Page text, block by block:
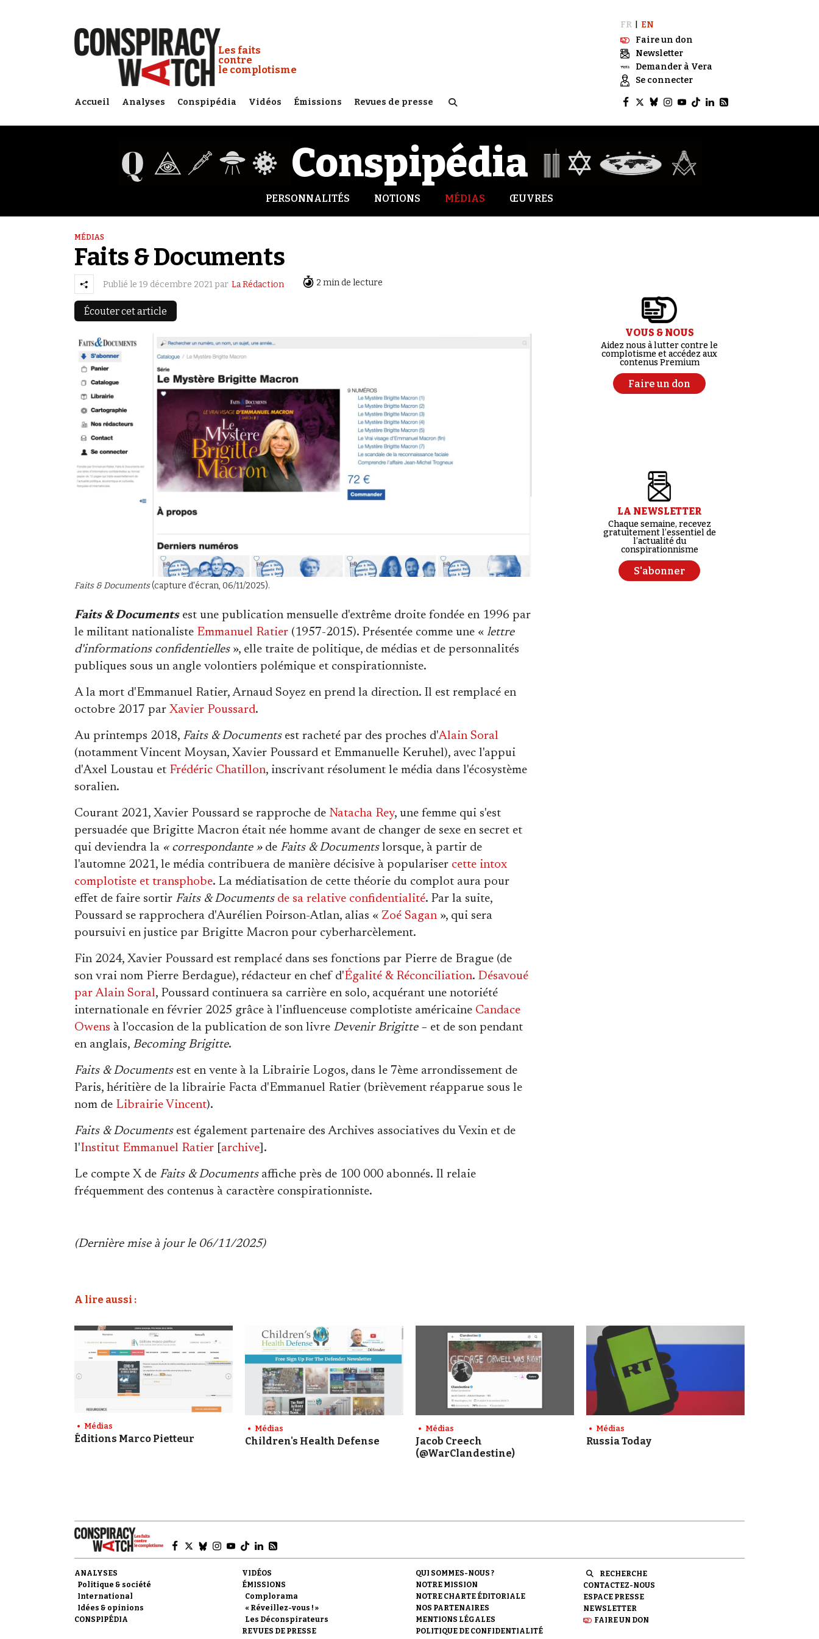
Conspiracy Watch :
Les faits
contre
le complotisme
Accueil Analyses Conspipédia Vidéos Émissions Revues de presse
FR
EN
Faire un don
Newsletter
Demander à Vera
Se connecter
Conspipédia
PERSONNALITÉS NOTIONS MÉDIAS ŒUVRES
MÉDIAS
Faits & Documents
Publié le 19 décembre 2021 par La Rédaction 2 min de lecture
Écouter cet article
Faits & Documents(capture d'écran, 06/11/2025).
Faits & Documentsest une publication mensuelle d'extrême droite fondée en 1996 par
le militant nationaliste Emmanuel Ratier (1957-2015). Présentée comme une « lettre
d'informations confidentielles», elle traite de politique, de médias et de personnalités
publiques sous un angle volontiers polémique et conspirationniste.
A la mort d'Emmanuel Ratier, Arnaud Soyez en prend la direction. Il est remplacé en
octobre 2017 par Xavier Poussard.
Au printemps 2018, Faits & Documentsest racheté par des proches d'Alain Soral
(notamment Vincent Moysan, Xavier Poussard et Emmanuelle Keruhel), avec l'appui
d'Axel Loustau et Frédéric Chatillon, inscrivant résolument le média dans l'écosystème
soralien.
Courant 2021, Xavier Poussard se rapproche de Natacha Rey, une femme qui s'est
persuadée que Brigitte Macron était née homme avant de changer de sexe en secret et
qui deviendra la « correspondante »de Faits & Documentslorsque, à partir de
l'automne 2021, le média contribuera de manière décisive à populariser cette intox
complotiste et transphobe. La médiatisation de cette théorie du complot aura pour
effet de faire sortir Faits & Documents de sa relative confidentialité. Par la suite,
Poussard se rapprochera d'Aurélien Poirson-Atlan, alias « Zoé Sagan», qui sera
poursuivi en justice par Brigitte Macron pour cyberharcèlement.
Fin 2024, Xavier Poussard est remplacé dans ses fonctions par Pierre de Brague (de
son vrai nom Pierre Berdague), rédacteur en chef d'Égalité & Réconciliation. Désavoué
par Alain Soral, Poussard continuera sa carrière en solo, acquérant une notoriété
internationale en février 2025 grâce à l'influenceuse complotiste américaine Candace
Owens à l'occasion de la publication de son livre Devenir Brigitte− et de son pendant
en anglais, Becoming Brigitte.
Faits & Documentsest en vente à la Librairie Logos, dans le 7ème arrondissement de
Paris, héritière de la librairie Facta d'Emmanuel Ratier (brièvement réapparue sous le
nom de Librairie Vincent).
Faits & Documentsest également partenaire des Archives associatives du Vexin et de
l'Institut Emmanuel Ratier archive ].
Le compte X de Faits & Documentsaffiche près de 100 000 abonnés. Il relaie
fréquemment des contenus à caractère conspirationniste.
(Dernière mise à jour le 06/11/2025)
VOUS & NOUS
Aidez nous à lutter contre le
complotisme et accédez aux
contenus Premium
Faire un don
LA NEWSLETTER
Chaque semaine, recevez
gratuitement l’essentiel de
l’actualité du
conspirationnisme
S'abonner
A lire aussi :
Médias
Éditions Marco Pietteur
Médias
Children's Health Defense
Médias
Jacob Creech
(@WarClandestine)
Médias
Russia Today
ANALYSES
Politique & société
International
Idées & opinions
CONSPIPÉDIA
VIDÉOS
ÉMISSIONS
Complorama
« Réveillez-vous ! »
Les Déconspirateurs
REVUES DE PRESSE
QUI SOMMES-NOUS ?
NOTRE MISSION
NOTRE CHARTE ÉDITORIALE
NOS PARTENAIRES
MENTIONS LÉGALES
POLITIQUE DE CONFIDENTIALITÉ
RECHERCHE
CONTACTEZ-NOUS
ESPACE PRESSE
NEWSLETTER
FAIRE UN DON